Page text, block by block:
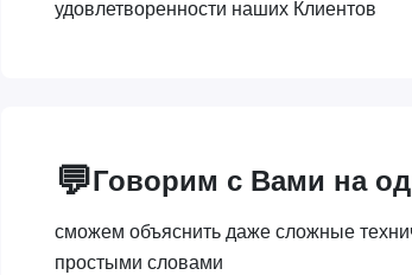
удовлетворенности наших Клиентов
💬 Говорим с Вами на
сможем объяснить даже сложные
простыми словами